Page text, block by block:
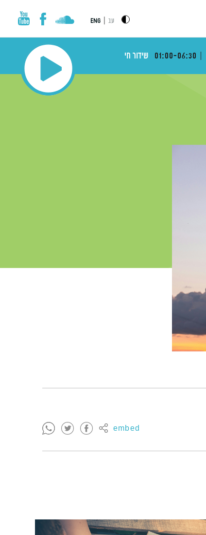
עב ENG
01:00-06:30 שידור חי
embed